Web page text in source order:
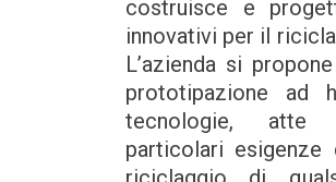
costruisce e
innovativi per il
L’azienda si
prototipazione ad
tecnologie, atte
particolari esigenze